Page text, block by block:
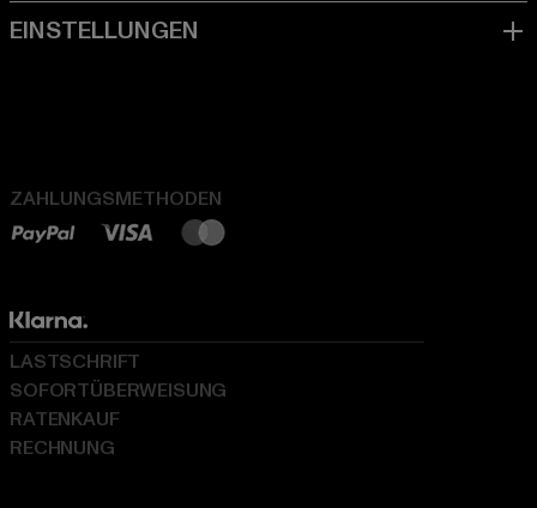
ZAHLUNGSMETHODEN
LASTSCHRIFT
SOFORTÜBERWEISUNG
RATENKAUF
RECHNUNG